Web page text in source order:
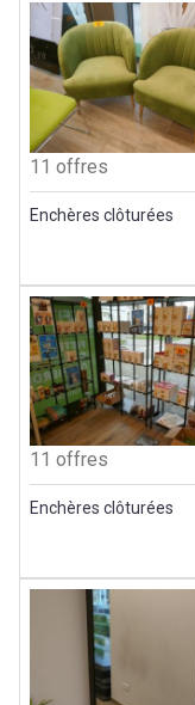
11 offres
Enchères clôturées
11 offres
Enchères clôturées